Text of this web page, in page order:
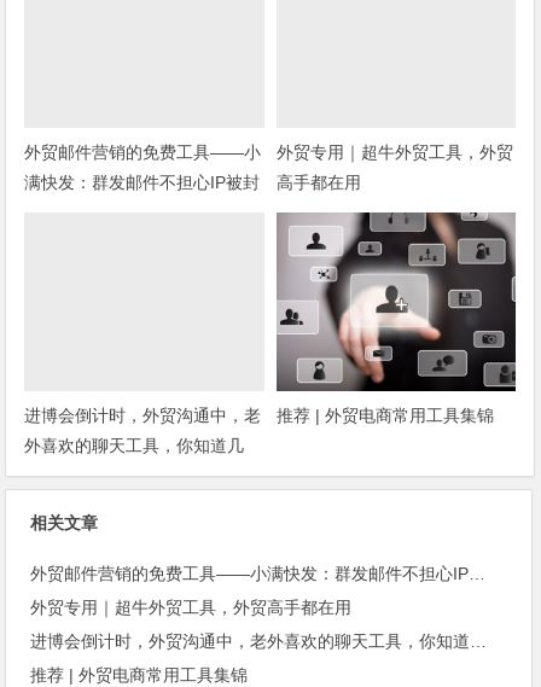
外贸邮件营销的免费工具——小
满快发：群发邮件不担心IP被封
外贸专用｜超牛外贸工具，外贸
高手都在用
进博会倒计时，外贸沟通中，老
外喜欢的聊天工具，你知道几
种？
推荐 | 外贸电商常用工具集锦
相关文章
外贸邮件营销的免费工具——小满快发：群发邮件不担心IP被封
外贸专用｜超牛外贸工具，外贸高手都在用
进博会倒计时，外贸沟通中，老外喜欢的聊天工具，你知道几种？
推荐 | 外贸电商常用工具集锦